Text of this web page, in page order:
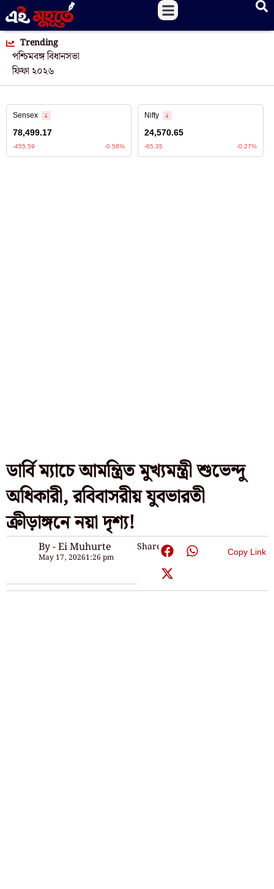
Trending
পশ্চিমবঙ্গ বিধানসভা
ফিফা ২০২৬
ডার্বি ম্যাচে আমন্ত্রিত মুখ্যমন্ত্রী শুভেন্দু
অধিকারী, রবিবাসরীয় যুবভারতী
ক্রীড়াঙ্গনে নয়া দৃশ্য!
By - Ei Muhurte
May 17, 20261:26 pm
Share: Copy Link